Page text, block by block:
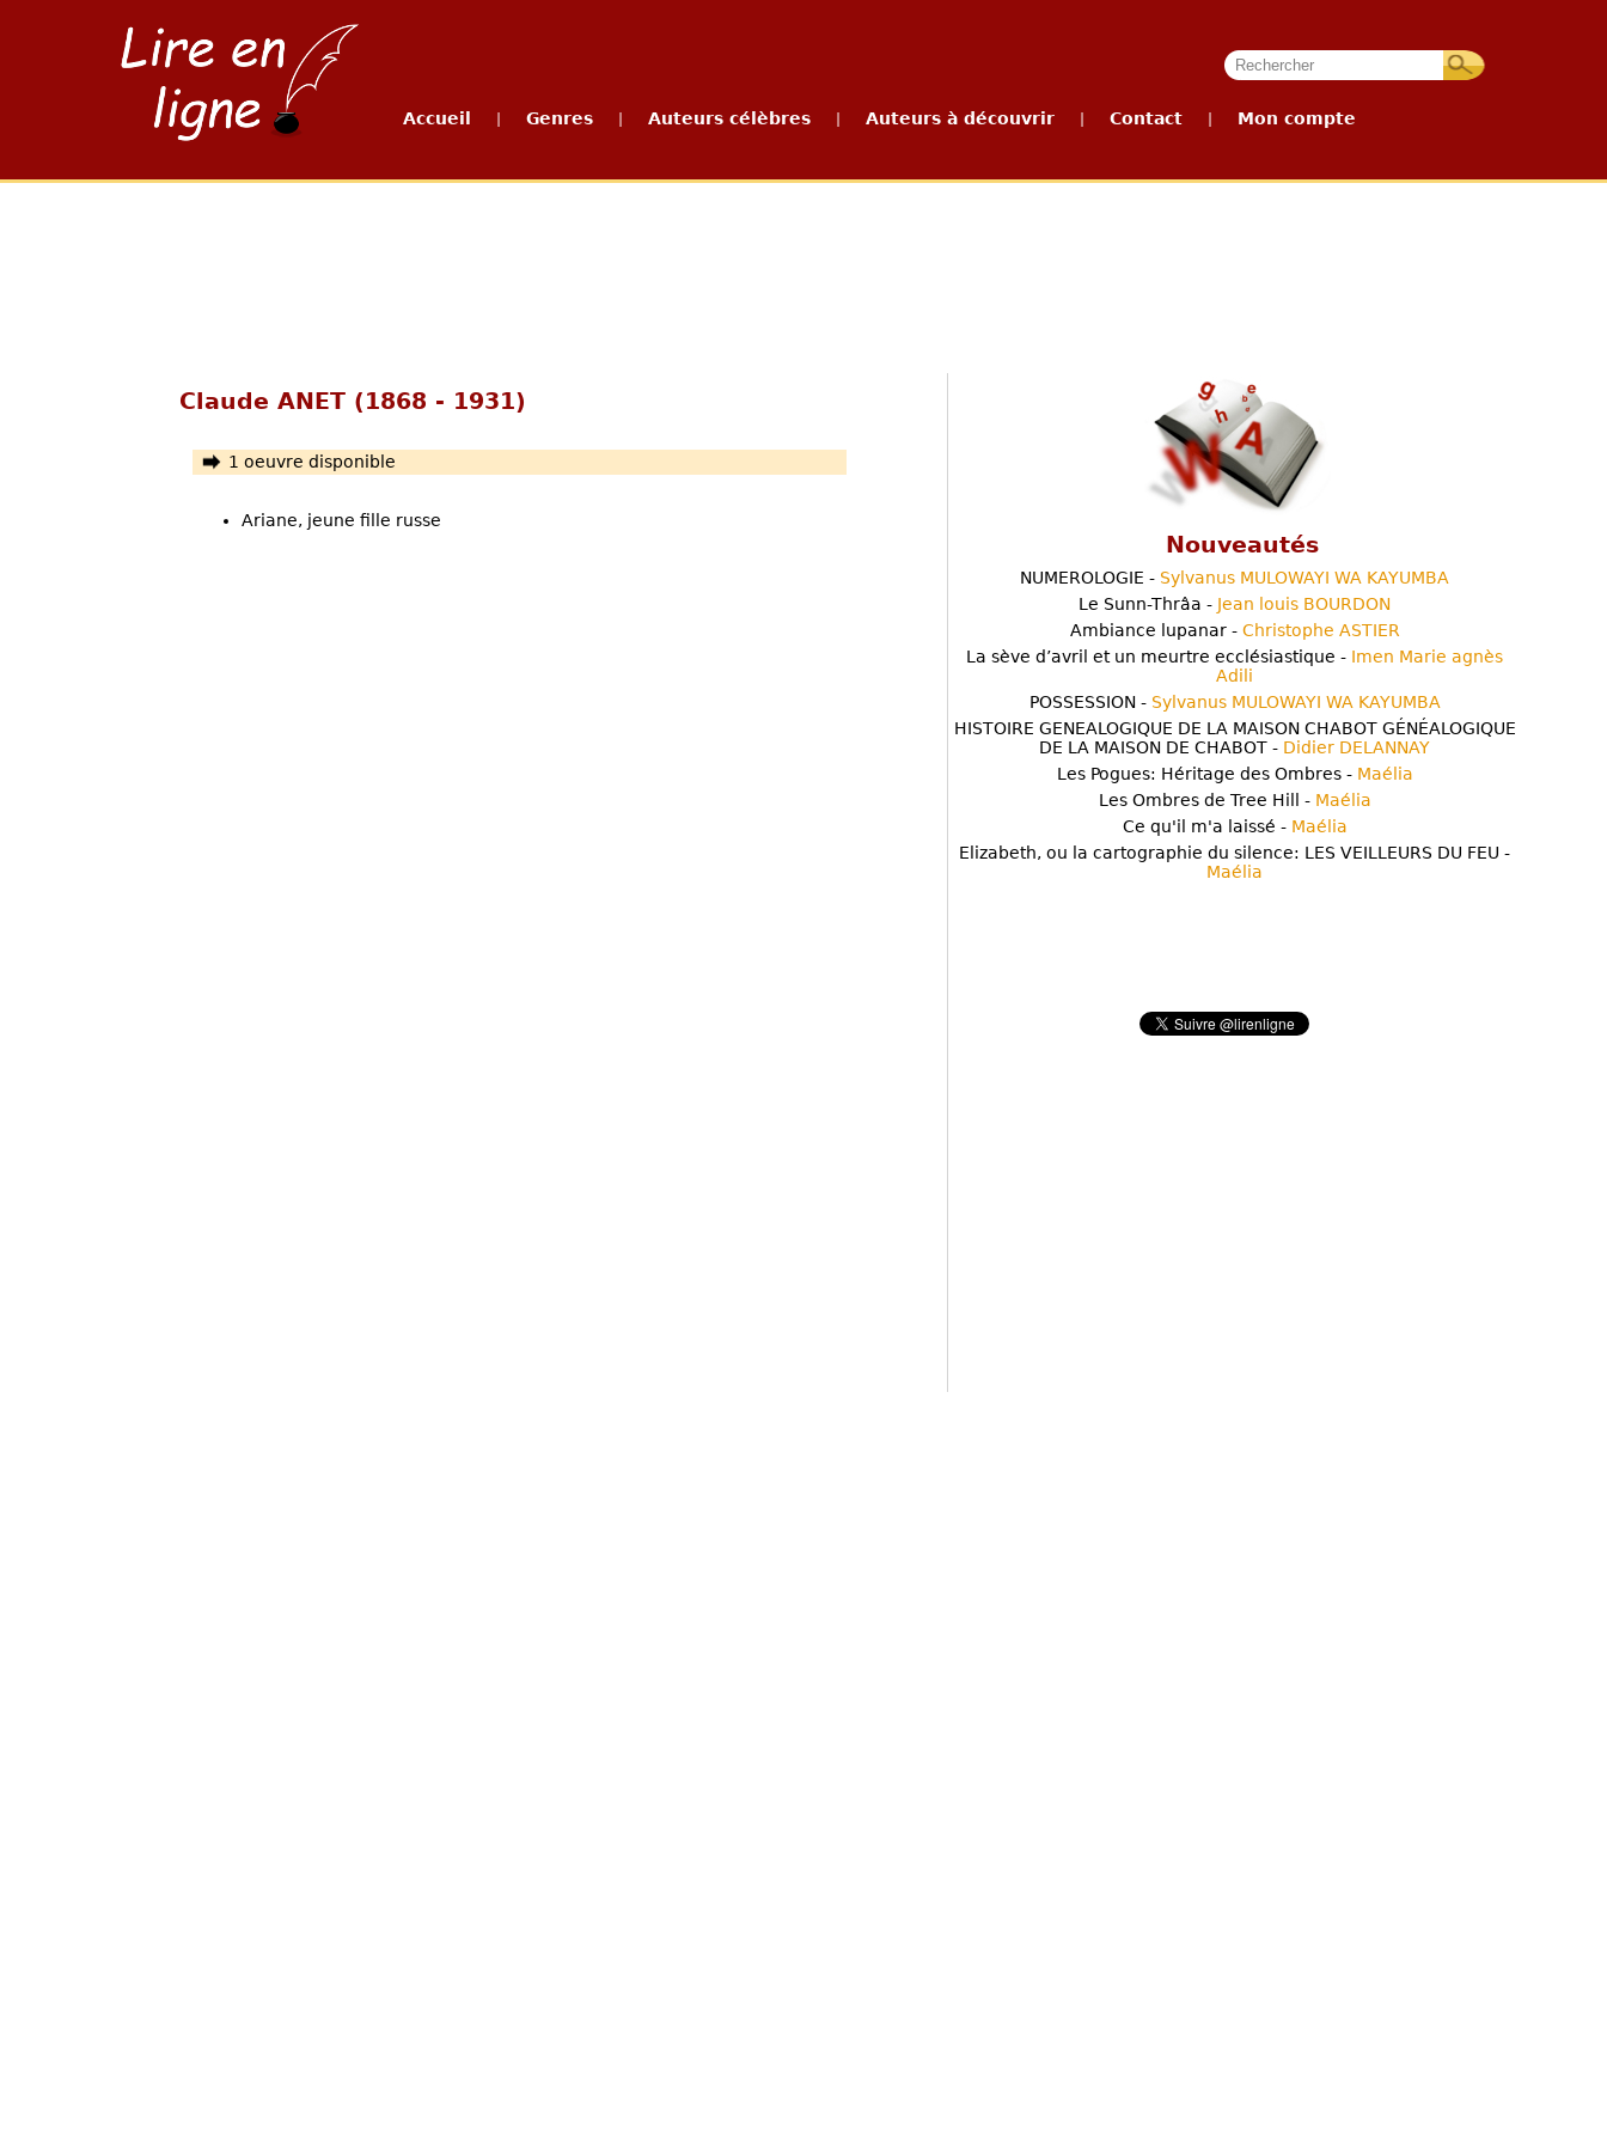
Accueil Genres Auteurs célèbres Auteurs à découvrir Contact Mon compte
Claude ANET (1868 - 1931)
1 oeuvre disponible
Ariane, jeune fille russe
Nouveautés
NUMEROLOGIE - Sylvanus MULOWAYI WA KAYUMBA
Le Sunn-Thrâa - Jean louis BOURDON
Ambiance lupanar - Christophe ASTIER
La sève d’avril et un meurtre ecclésiastique - Imen Marie agnès
Adili
POSSESSION - Sylvanus MULOWAYI WA KAYUMBA
HISTOIRE GENEALOGIQUE DE LA MAISON CHABOT GÉNÉALOGIQUE
DE LA MAISON DE CHABOT - Didier DELANNAY
Les Pogues: Héritage des Ombres - Maélia
Les Ombres de Tree Hill - Maélia
Ce qu'il m'a laissé - Maélia
Elizabeth, ou la cartographie du silence: LES VEILLEURS DU FEU -
Maélia